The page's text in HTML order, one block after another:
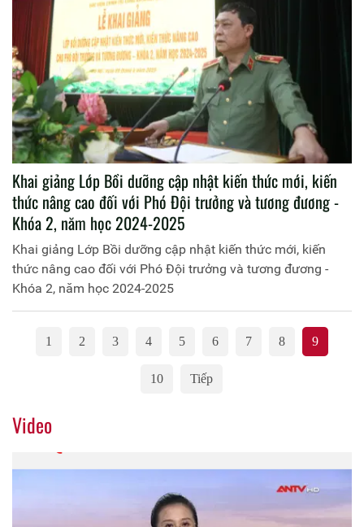
Khai giảng Lớp Bồi dưỡng cập nhật kiến thức mới, kiến
thức nâng cao đối với Phó Đội trưởng và tương đương -
Khóa 2, năm học 2024-2025
Khai giảng Lớp Bồi dưỡng cập nhật kiến thức mới, kiến
thức nâng cao đối với Phó Đội trưởng và tương đương -
Khóa 2, năm học 2024-2025
1 2 3 4 5 6 7 8 9
10 Tiếp
Video